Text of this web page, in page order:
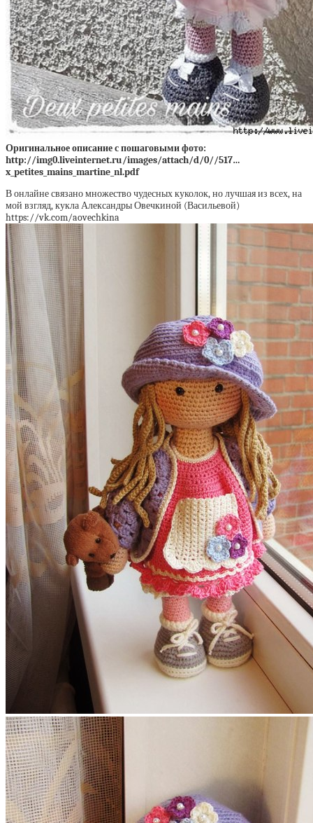
Оригинальное описание с пошаговыми фото:
http://img0.liveinternet.ru/images/attach/d/0//517…
x_petites_mains_martine_nl.pdf
В онлайне связано множество чудесных куколок, но лучшая из всех, на
мой взгляд, кукла Александры Овечкиной (Васильевой)
https://vk.com/aovechkina